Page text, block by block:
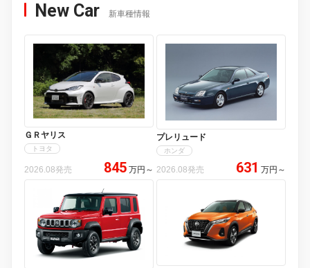
New Car 新車種情報
ＧＲヤリス
トヨタ
2026.08発売 845 万円 ～
プレリュード
ホンダ
2026.08発売 631 万円 ～